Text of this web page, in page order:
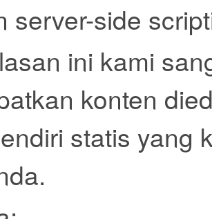
server-side
ini kami
konten
statis yang